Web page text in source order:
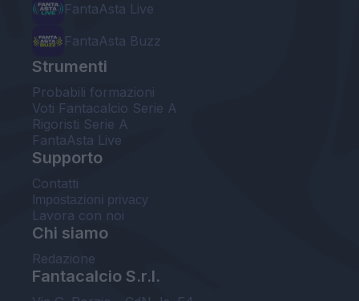
FantaAsta Live
FantaAsta Buzz
Strumenti
Probabili formazioni
Voti Fantacalcio Serie A
Rigoristi Serie A
FantaAsta Live
Supporto
Contatti
Impostazioni privacy
Lavora con noi
Chi siamo
Redazione
Fantacalcio S.r.l.